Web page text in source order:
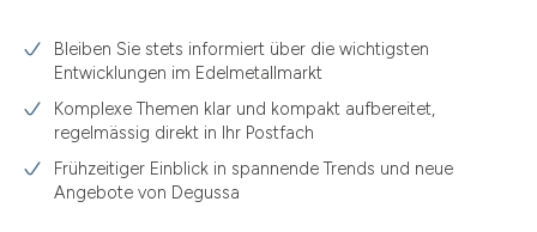
Bleiben Sie stets informiert über die wichtigsten
Entwicklungen im Edelmetallmarkt
Komplexe Themen klar und kompakt aufbereitet,
regelmässig direkt in Ihr Postfach
Frühzeitiger Einblick in spannende Trends und neue
Angebote von Degussa